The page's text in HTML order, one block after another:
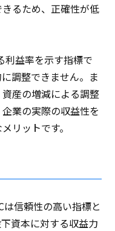
るため、正確性が低
利益率を示す指標で
調整できません。ま
産の増減による調整
業の実際の収益性を
リットです。
信頼性の高い指標と
資本に対する収益力